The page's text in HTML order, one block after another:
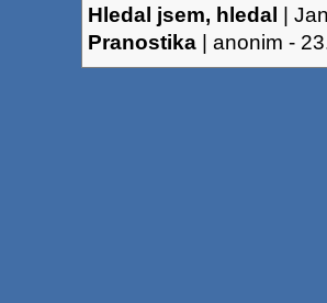
Hledal jsem, hledal | Jan
Pranostika| anonim -